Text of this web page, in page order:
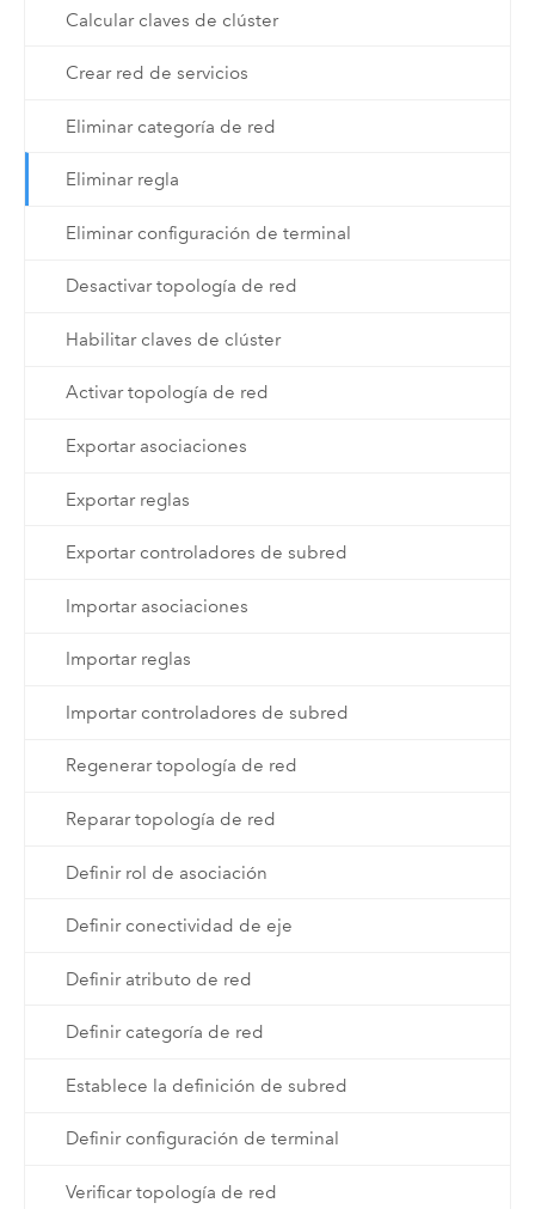
Calcular claves de clúster
Crear red de servicios
Eliminar categoría de red
Eliminar regla
Eliminar configuración de terminal
Desactivar topología de red
Habilitar claves de clúster
Activar topología de red
Exportar asociaciones
Exportar reglas
Exportar controladores de subred
Importar asociaciones
Importar reglas
Importar controladores de subred
Regenerar topología de red
Reparar topología de red
Definir rol de asociación
Definir conectividad de eje
Definir atributo de red
Definir categoría de red
Establece la definición de subred
Definir configuración de terminal
Verificar topología de red